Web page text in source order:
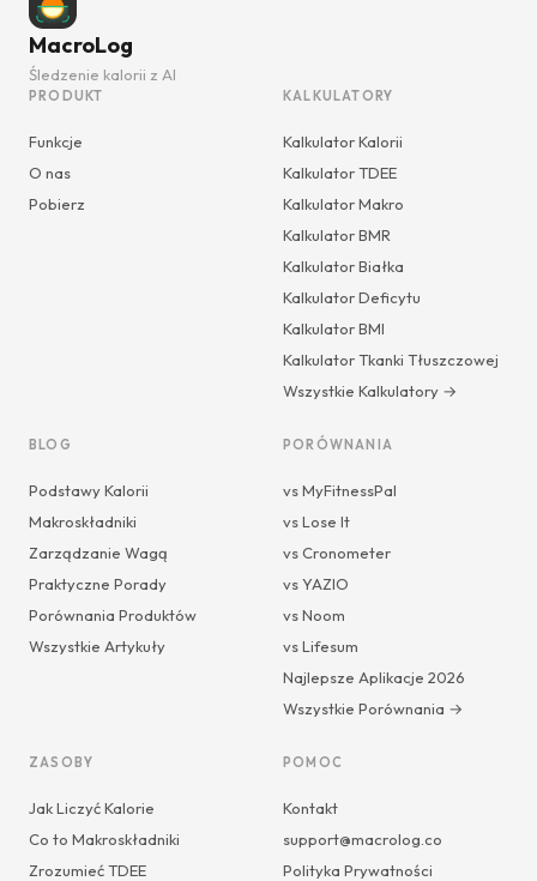
MacroLog
Śledzenie kalorii z AI
PRODUKT
Funkcje
O nas
Pobierz
KALKULATORY
Kalkulator Kalorii
Kalkulator TDEE
Kalkulator Makro
Kalkulator BMR
Kalkulator Białka
Kalkulator Deficytu
Kalkulator BMI
Kalkulator Tkanki Tłuszczowej
Wszystkie Kalkulatory →
BLOG
Podstawy Kalorii
Makroskładniki
Zarządzanie Wagą
Praktyczne Porady
Porównania Produktów
Wszystkie Artykuły
PORÓWNANIA
vs MyFitnessPal
vs Lose It
vs Cronometer
vs YAZIO
vs Noom
vs Lifesum
Najlepsze Aplikacje 2026
Wszystkie Porównania →
ZASOBY
Jak Liczyć Kalorie
Co to Makroskładniki
Zrozumieć TDEE
POMOC
Kontakt
support@macrolog.co
Polityka Prywatności